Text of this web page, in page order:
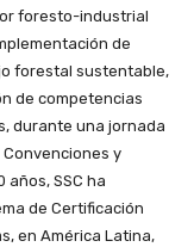
foresto-industrial
de
forestal sustentable,
de competencias
durante una jornada
y
años, SSC ha
de Certificación
en América Latina,